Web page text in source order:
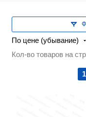
По цене (убывание)
Кол-во товаров на
1